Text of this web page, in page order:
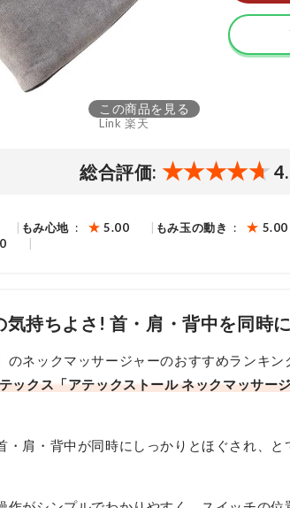
この商品を見る
Link 楽天
総合評価:
もみ心地 5.00 もみ玉の動き 5.00
気持ちよさ! 首・肩・背中を同時
のネックマッサージャーのおすすめランキ
ックス「アテックストール ネックマッサー
・肩・背中が同時にしっかりとほぐされ、と